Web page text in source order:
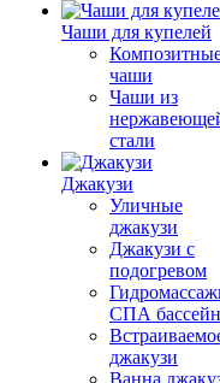
Чаши для купелей
чаши
Чаши из
стали
Джакузи
Уличные
джакузи
Джакузи с
подогревом
СПА
джакузи
Ванна